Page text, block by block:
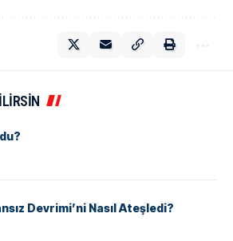
Devrimi’ni Nasıl Ateşledi?